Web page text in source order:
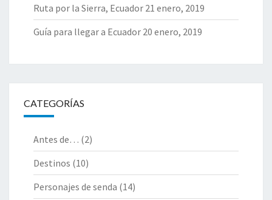
Ruta por la Sierra, Ecuador 21 enero, 2019
Guía para llegar a Ecuador 20 enero, 2019
CATEGORÍAS
Antes de… (2)
Destinos (10)
Personajes de senda (14)